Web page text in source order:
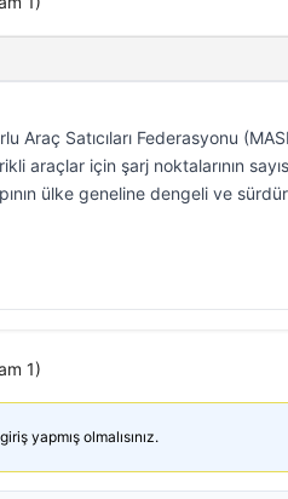
Araç Satıcıları Federasyonu
araçlar için şarj noktalarının
ülke geneline dengeli ve
1)
yapmış olmalısınız.